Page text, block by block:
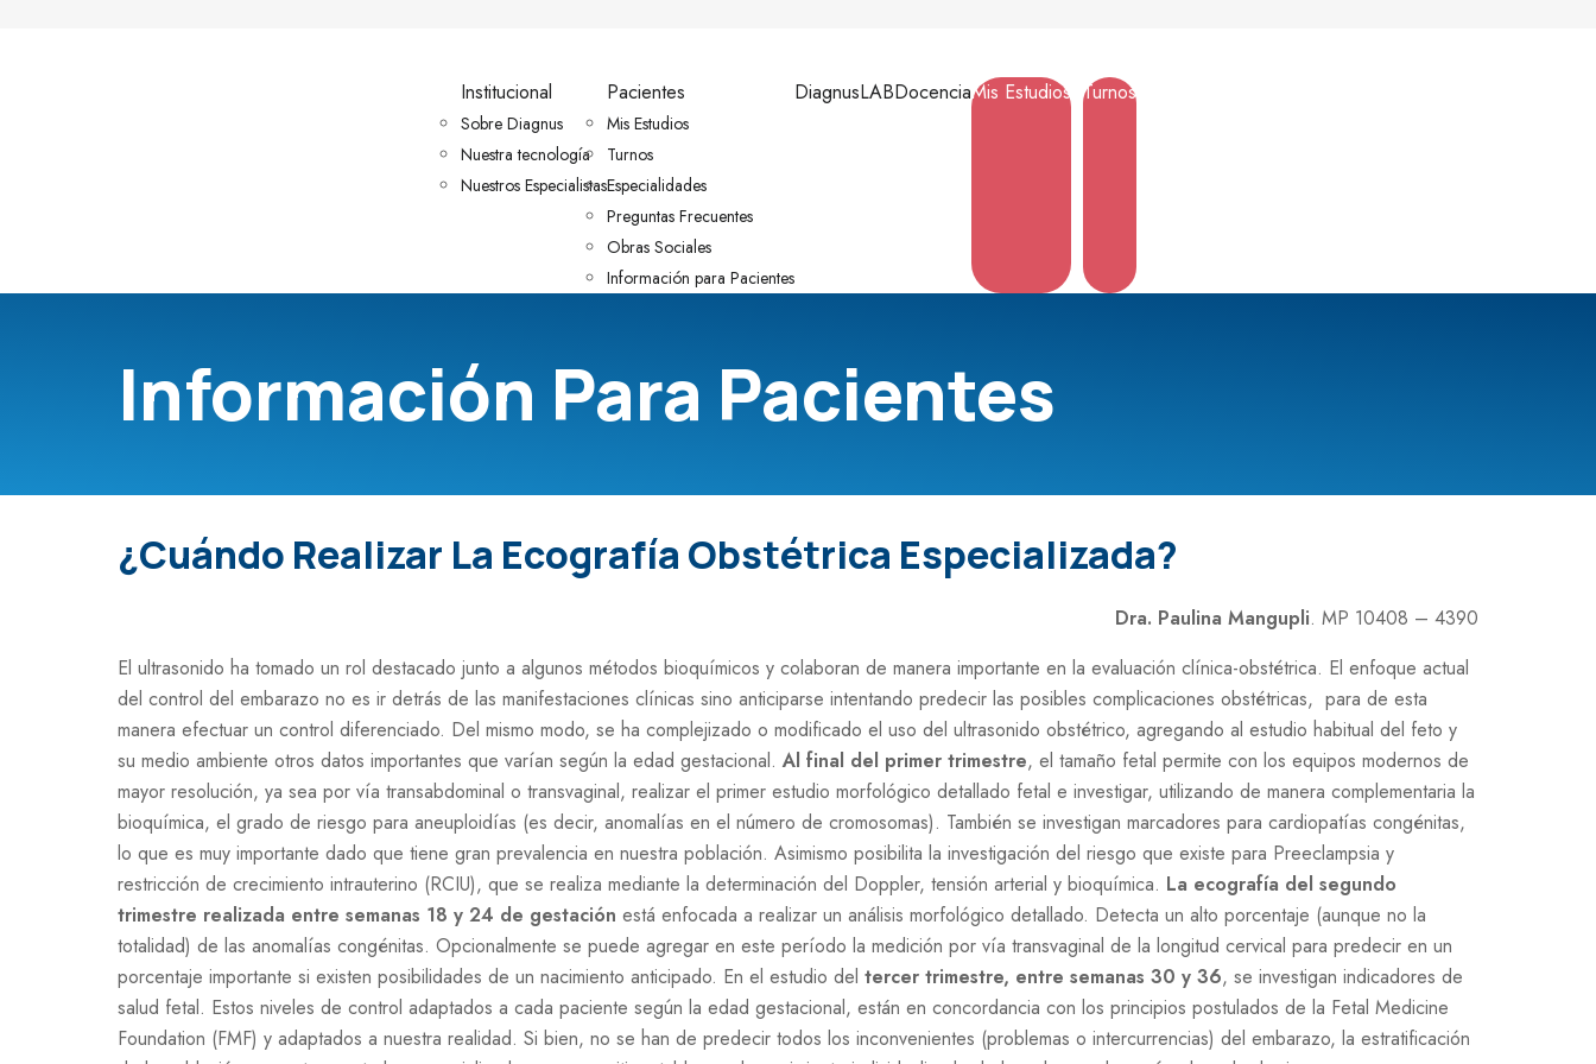
Institucional
Sobre Diagnus
Nuestra tecnología
Nuestros Especialistas
Pacientes
Mis Estudios
Turnos
Especialidades
Preguntas Frecuentes
Obras Sociales
Información para Pacientes
DiagnusLABDocenciaMis Estudios Turnos
Información Para Pacientes
¿Cuándo Realizar La Ecografía Obstétrica Especializada?
Dra. Paulina Mangupli. MP 10408 – 4390
El ultrasonido ha tomado un rol destacado junto a algunos métodos bioquímicos y colaboran de manera importante en la evaluación clínica-obstétrica. El enfoque actual
del control del embarazo no es ir detrás de las manifestaciones clínicas sino anticiparse intentando predecir las posibles complicaciones obstétricas, para de esta
manera efectuar un control diferenciado. Del mismo modo, se ha complejizado o modificado el uso del ultrasonido obstétrico, agregando al estudio habitual del feto y
su medio ambiente otros datos importantes que varían según la edad gestacional. Al final del primer trimestre, el tamaño fetal permite con los equipos modernos de
mayor resolución, ya sea por vía transabdominal o transvaginal, realizar el primer estudio morfológico detallado fetal e investigar, utilizando de manera complementaria la
bioquímica, el grado de riesgo para aneuploidías (es decir, anomalías en el número de cromosomas). También se investigan marcadores para cardiopatías congénitas,
lo que es muy importante dado que tiene gran prevalencia en nuestra población. Asimismo posibilita la investigación del riesgo que existe para Preeclampsia y
restricción de crecimiento intrauterino (RCIU), que se realiza mediante la determinación del Doppler, tensión arterial y bioquímica. La ecografía del segundo
trimestre realizada entre semanas 18 y 24 de gestación está enfocada a realizar un análisis morfológico detallado. Detecta un alto porcentaje (aunque no la
totalidad) de las anomalías congénitas. Opcionalmente se puede agregar en este período la medición por vía transvaginal de la longitud cervical para predecir en un
porcentaje importante si existen posibilidades de un nacimiento anticipado. En el estudio del tercer trimestre, entre semanas 30 y 36, se investigan indicadores de
salud fetal. Estos niveles de control adaptados a cada paciente según la edad gestacional, están en concordancia con los principios postulados de la Fetal Medicine
Foundation (FMF) y adaptados a nuestra realidad. Si bien, no se han de predecir todos los inconvenientes (problemas o intercurrencias) del embarazo, la estratificación